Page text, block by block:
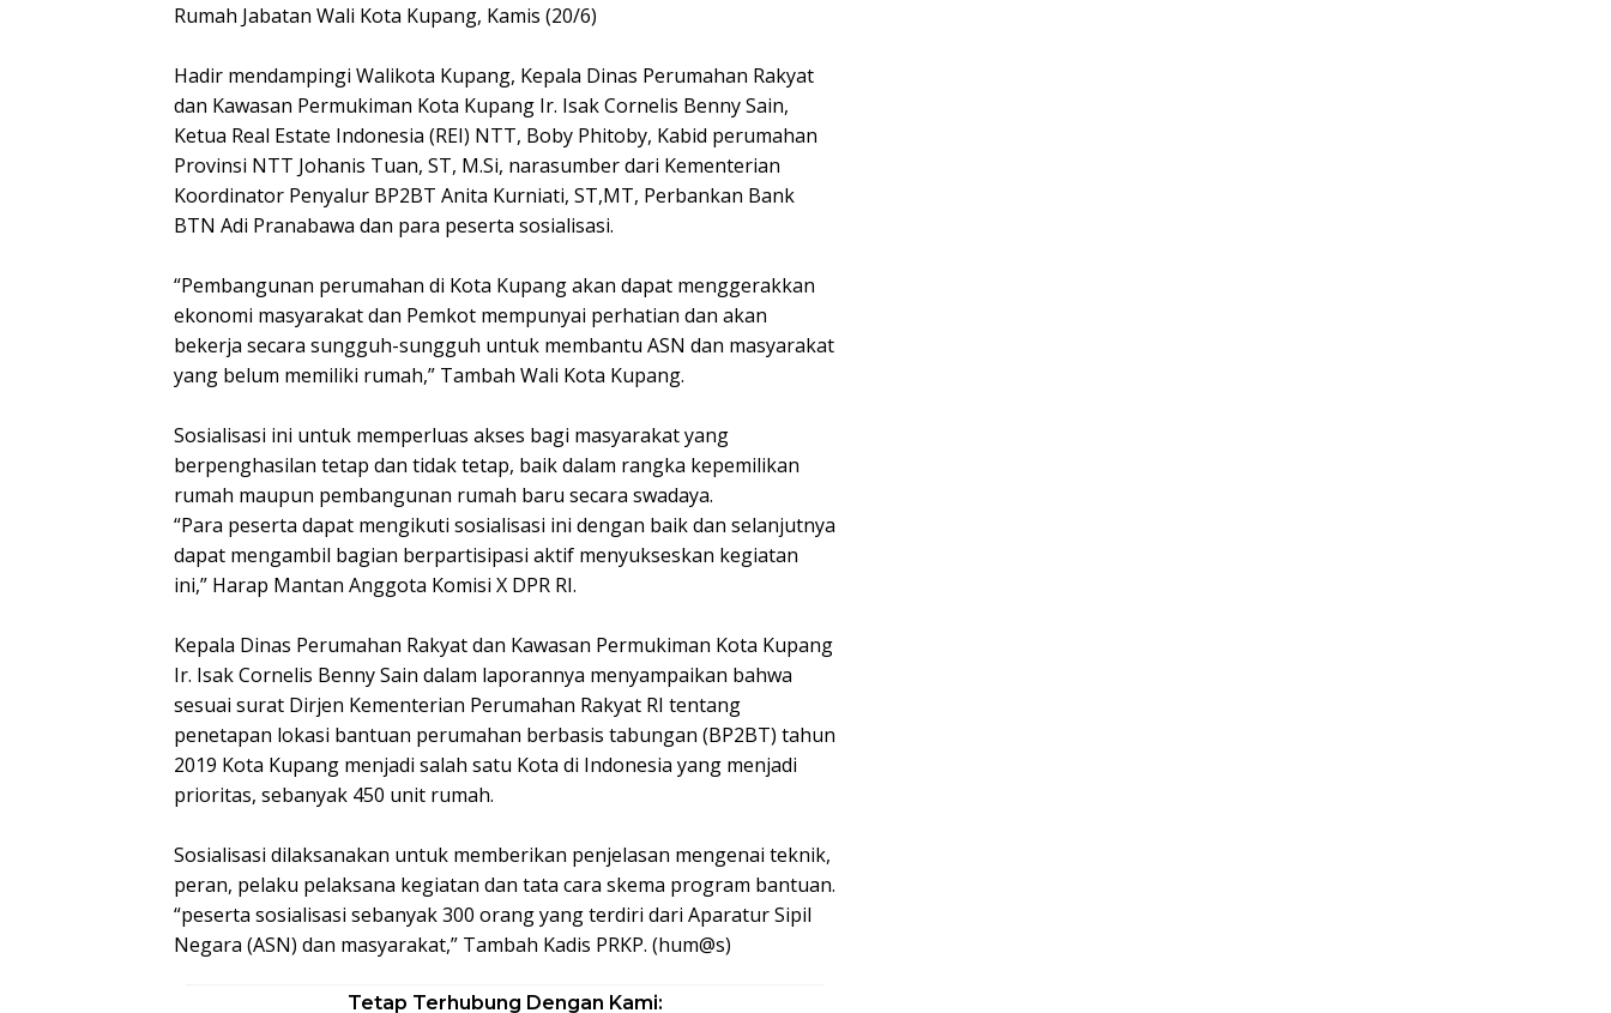
Rumah Jabatan Wali Kota Kupang, Kamis (20/6)
Hadir mendampingi Walikota Kupang, Kepala Dinas Perumahan Rakyat
dan Kawasan Permukiman Kota Kupang Ir. Isak Cornelis Benny Sain,
Ketua Real Estate Indonesia (REI) NTT, Boby Phitoby, Kabid perumahan
Provinsi NTT Johanis Tuan, ST, M.Si, narasumber dari Kementerian
Koordinator Penyalur BP2BT Anita Kurniati, ST,MT, Perbankan Bank
BTN Adi Pranabawa dan para peserta sosialisasi.
“Pembangunan perumahan di Kota Kupang akan dapat menggerakkan
ekonomi masyarakat dan Pemkot mempunyai perhatian dan akan
bekerja secara sungguh-sungguh untuk membantu ASN dan masyarakat
yang belum memiliki rumah,” Tambah Wali Kota Kupang.
Sosialisasi ini untuk memperluas akses bagi masyarakat yang
berpenghasilan tetap dan tidak tetap, baik dalam rangka kepemilikan
rumah maupun pembangunan rumah baru secara swadaya.
“Para peserta dapat mengikuti sosialisasi ini dengan baik dan selanjutnya
dapat mengambil bagian berpartisipasi aktif menyukseskan kegiatan
ini,” Harap Mantan Anggota Komisi X DPR RI.
Kepala Dinas Perumahan Rakyat dan Kawasan Permukiman Kota Kupang
Ir. Isak Cornelis Benny Sain dalam laporannya menyampaikan bahwa
sesuai surat Dirjen Kementerian Perumahan Rakyat RI tentang
penetapan lokasi bantuan perumahan berbasis tabungan (BP2BT) tahun
2019 Kota Kupang menjadi salah satu Kota di Indonesia yang menjadi
prioritas, sebanyak 450 unit rumah.
Sosialisasi dilaksanakan untuk memberikan penjelasan mengenai teknik,
peran, pelaku pelaksana kegiatan dan tata cara skema program bantuan.
“peserta sosialisasi sebanyak 300 orang yang terdiri dari Aparatur Sipil
Negara (ASN) dan masyarakat,” Tambah Kadis PRKP. (hum@s)
Tetap Terhubung Dengan Kami: